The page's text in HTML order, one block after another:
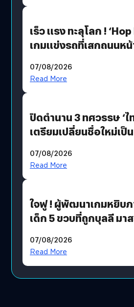
เร็ว แรง ทะลุโลก !
เกมแข่งรถที่เสกถนนหน้
07/08/2026
Read More
ปิดตำนาน 3 ทศวรรษ ‘ไ
เตรียมเปลี่ยนชื่อใหม่เป็
อวกาศเต็มสูบ
07/08/2026
Read More
ใจฟู ! ผู้พัฒนาเกมหยิบ
เด็ก 5 ขวบที่ถูกบุลลี มา
07/08/2026
Read More